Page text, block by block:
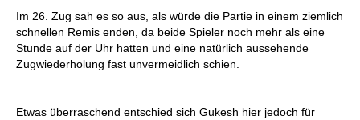
Im 26. Zug sah es so aus, als würde die Partie in einem ziemlich
schnellen Remis enden, da beide Spieler noch mehr als eine
Stunde auf der Uhr hatten und eine natürlich aussehende
Zugwiederholung fast unvermeidlich schien.
Etwas überraschend entschied sich Gukesh hier jedoch für